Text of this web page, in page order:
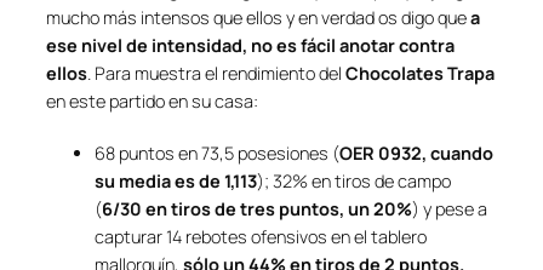
mucho más intensos que ellos y en verdad os digo quea
ese nivel de intensidad, no es fácil anotar contra
ellos. Para muestra el rendimiento del Chocolates Trapa
en este partido en su casa:
68 puntos en 73,5 posesiones (OER 0932, cuando
su media es de 1,113); 32% en tiros de campo
(6/30 en tiros de tres puntos, un 20%) y pese a
capturar 14 rebotes ofensivos en el tablero
mallorquín, sólo un 44% en tiros de 2 puntos.